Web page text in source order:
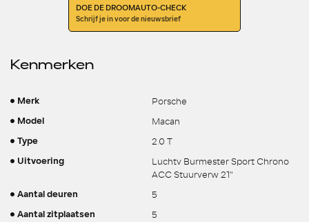
DOE DE DROOMAUTO-CHECK
Schrijf je in voor de nieuwsbrief
Kenmerken
Merk Porsche
Model Macan
Type 2.0 T
Uitvoering
Luchtv Burmester Sport Chrono
ACC Stuurverw 21"
Aantal deuren 5
Aantal zitplaatsen 5